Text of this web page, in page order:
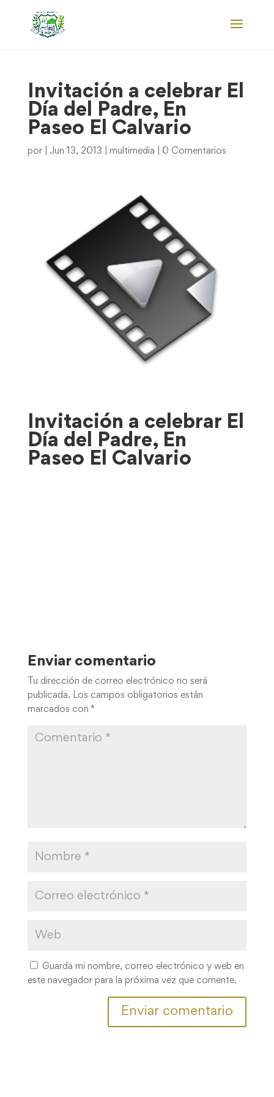
Invitación a celebrar El
Día del Padre, En
Paseo El Calvario
por Jun 13, 2013 multimedia 0 Comentarios
Invitación a celebrar El
Día del Padre, En
Paseo El Calvario
Enviar comentario
Tu dirección de correo electrónico no será
publicada. Los campos obligatorios están
marcados con *
Guarda mi nombre, correo electrónico y web en
este navegador para la próxima vez que comente.